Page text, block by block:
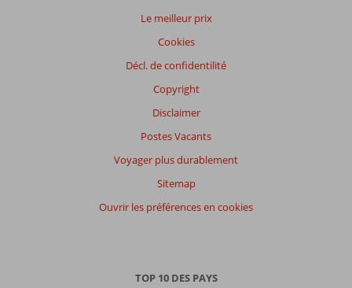
Le meilleur prix
Cookies
Décl. de confidentilité
Copyright
Disclaimer
Postes Vacants
Voyager plus durablement
Sitemap
Ouvrir les préférences en cookies
TOP 10 DES PAYS